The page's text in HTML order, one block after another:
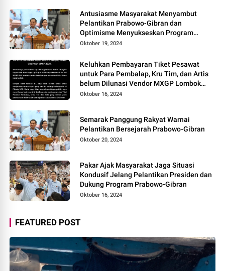
Antusiasme Masyarakat Menyambut
Pelantikan Prabowo-Gibran dan
Optimisme Menyukseskan Program
Pemerintahan Baru
Oktober 19, 2024
Keluhkan Pembayaran Tiket Pesawat
untuk Para Pembalap, Kru Tim, dan Artis
belum Dilunasi Vendor MXGP Lombok
2024 Layangkan Surat Terbuka
Oktober 16, 2024
Semarak Panggung Rakyat Warnai
Pelantikan Bersejarah Prabowo-Gibran
Oktober 20, 2024
Pakar Ajak Masyarakat Jaga Situasi
Kondusif Jelang Pelantikan Presiden dan
Dukung Program Prabowo-Gibran
Oktober 16, 2024
FEATURED POST